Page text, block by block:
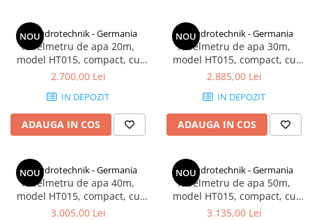
NOU
HT Hydrotechnik - Germania
Nivelmetru de apa 20m,
model HT015, compact, cu
semnal luminos si sonor,
2.700,00 Lei
IN DEPOZIT
ADAUGA IN COS
NOU
HT Hydrotechnik - Germania
Nivelmetru de apa 30m,
model HT015, compact, cu
semnal luminos si sonor,
2.885,00 Lei
IN DEPOZIT
ADAUGA IN COS
NOU
HT Hydrotechnik - Germania
Nivelmetru de apa 40m,
model HT015, compact, cu
semnal luminos si sonor,
3.005,00 Lei
NOU
HT Hydrotechnik - Germania
Nivelmetru de apa 50m,
model HT015, compact, cu
semnal luminos si sonor,
3.135,00 Lei